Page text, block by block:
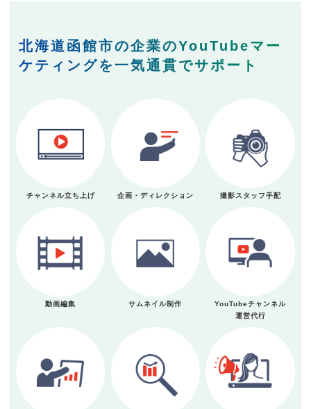
北海道函館市の企業のYouTubeマー
ケティングを一気通貫でサポート
チャンネル立ち上げ 企画・ディレクション 撮影スタッフ手配
動画編集 サムネイル制作
YouTubeチャンネル
運営代行